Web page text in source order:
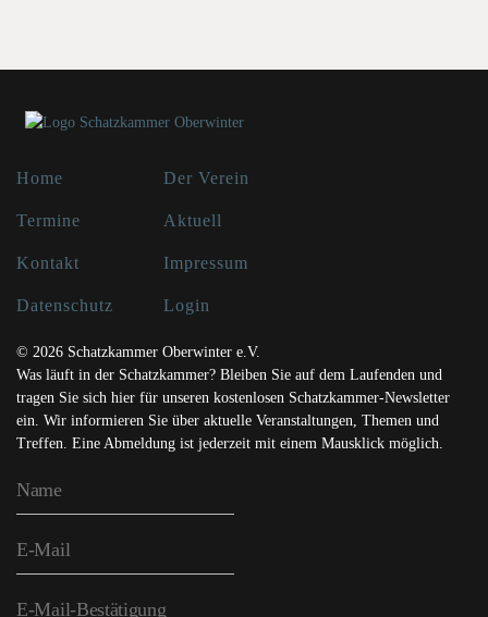
Home Der Verein
Termine Aktuell
Kontakt Impressum
Datenschutz Login
© 2026 Schatzkammer Oberwinter e.V.
Was läuft in der Schatzkammer? Bleiben Sie auf dem Laufenden und
tragen Sie sich hier für unseren kostenlosen Schatzkammer-Newsletter
ein. Wir informieren Sie über aktuelle Veranstaltungen, Themen und
Treffen. Eine Abmeldung ist jederzeit mit einem Mausklick möglich.